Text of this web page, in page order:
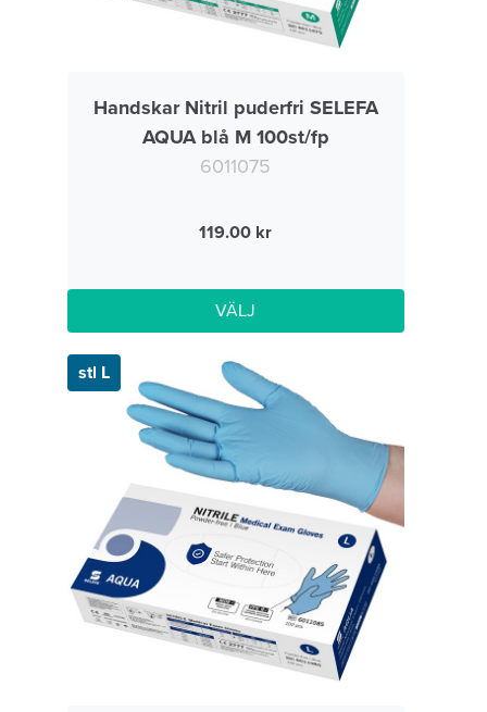
Handskar Nitril puderfri SELEFA
AQUA blå M 100st/fp
6011075
119.00
VÄLJ
stl L